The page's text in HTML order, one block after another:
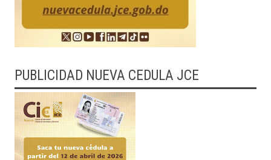
PUBLICIDAD NUEVA CEDULA JCE